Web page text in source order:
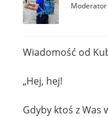
Moderator
Wiadomość od
„Hej, hej!
Gdyby ktoś z Was